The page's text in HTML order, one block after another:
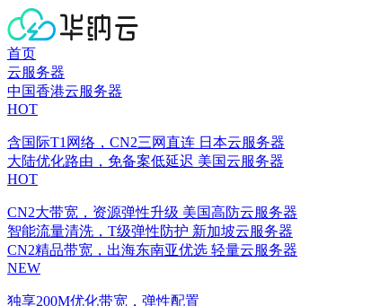
首页
云服务器
中国香港云服务器
HOT
含国际T1网络，CN2三网直连 日本云服务器
大陆优化路由，免备案低延迟 美国云服务器
HOT
CN2大带宽，资源弹性升级 美国高防云服务器
智能流量清洗，T级弹性防护 新加坡云服务器
CN2精品带宽，出海东南亚优选 轻量云服务器
NEW
独享200M优化带宽，弹性配置